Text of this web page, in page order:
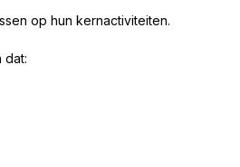
op hun kernactiviteiten.
dat: